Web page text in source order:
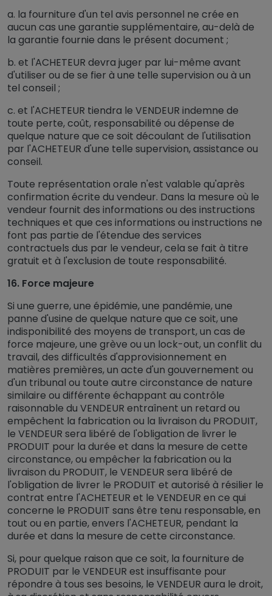
a. la fourniture d'un tel avis personnel ne crée en
aucun cas une garantie supplémentaire, au-delà de
la garantie fournie dans le présent document ;
b. et l'ACHETEUR devra juger par lui-même avant
d'utiliser ou de se fier à une telle supervision ou à un
tel conseil ;
c. et l'ACHETEUR tiendra le VENDEUR indemne de
toute perte, coût, responsabilité ou dépense de
quelque nature que ce soit découlant de l'utilisation
par l'ACHETEUR d'une telle supervision, assistance ou
conseil.
Toute représentation orale n'est valable qu'après
confirmation écrite du vendeur. Dans la mesure où le
vendeur fournit des informations ou des instructions
techniques et que ces informations ou instructions ne
font pas partie de l'étendue des services
contractuels dus par le vendeur, cela se fait à titre
gratuit et à l'exclusion de toute responsabilité.
16. Force majeure
Si une guerre, une épidémie, une pandémie, une
panne d'usine de quelque nature que ce soit, une
indisponibilité des moyens de transport, un cas de
force majeure, une grève ou un lock-out, un conflit du
travail, des difficultés d'approvisionnement en
matières premières, un acte d'un gouvernement ou
d'un tribunal ou toute autre circonstance de nature
similaire ou différente échappant au contrôle
raisonnable du VENDEUR entraînent un retard ou
empêchent la fabrication ou la livraison du PRODUIT,
le VENDEUR sera libéré de l'obligation de livrer le
PRODUIT pour la durée et dans la mesure de cette
circonstance, ou empêcher la fabrication ou la
livraison du PRODUIT, le VENDEUR sera libéré de
l'obligation de livrer le PRODUIT et autorisé à résilier le
contrat entre l'ACHETEUR et le VENDEUR en ce qui
concerne le PRODUIT sans être tenu responsable, en
tout ou en partie, envers l'ACHETEUR, pendant la
durée et dans la mesure de cette circonstance.
Si, pour quelque raison que ce soit, la fourniture de
PRODUIT par le VENDEUR est insuffisante pour
répondre à tous ses besoins, le VENDEUR aura le droit,